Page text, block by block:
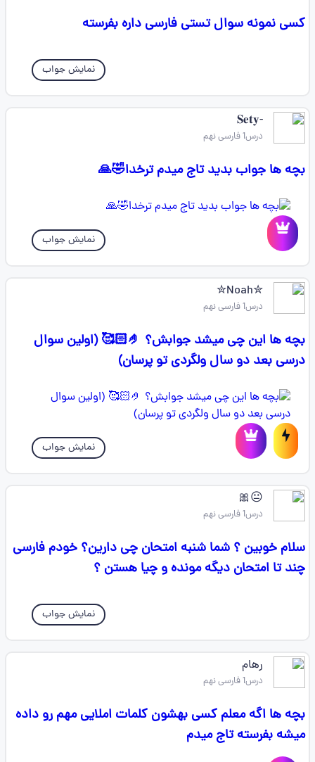
کسی نمونه سوال تستی فارسی داره بفرسته
نمایش جواب
-𝐒𝐞𝐭𝐲
درس1 فارسی نهم
بچه ها جواب بدید تاج میدم ترخدا🤣🙏
نمایش جواب
✮Noah✮
درس1 فارسی نهم
بچه ها این چی میشد جوابش؟ 🤌🏻🥰 (اولین سوال
درسی بعد دو سال ولگردی تو پرسان)
نمایش جواب
😐🎀
درس1 فارسی نهم
سلام خوبین ؟ شما شنبه امتحان چی دارین؟ خودم فارسی
چند تا امتحان دیگه مونده و چیا هستن ؟
نمایش جواب
رهام
درس1 فارسی نهم
بچه ها اگه معلم کسی بهشون کلمات املایی مهم رو داده
میشه بفرسته تاج میدم